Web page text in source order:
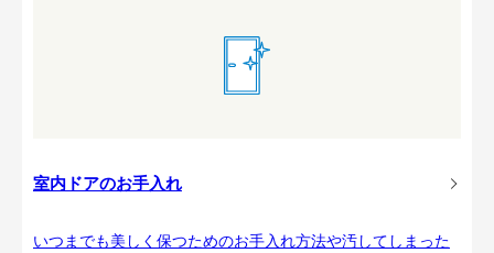
室内ドアのお手入れ
いつまでも美しく保つためのお手入れ方法や汚してしまった